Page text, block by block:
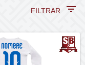
FILTRAR